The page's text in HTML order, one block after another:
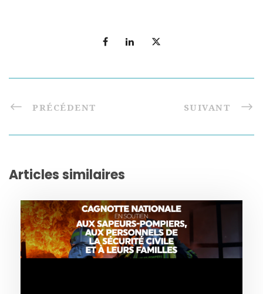
PRÉCÉDENT SUIVANT
Articles similaires